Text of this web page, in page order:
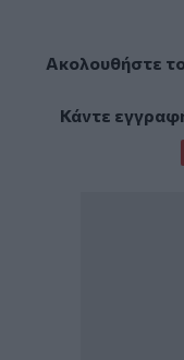
Ακολουθήστε
Κάντε